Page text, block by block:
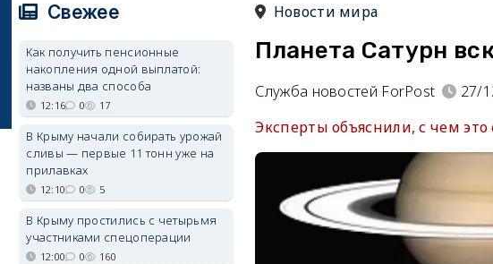
Новости мира
Планета Сатурн
Служба новостей ForPost
27/
Эксперты объяснили, с чем это
Свежее
Как получить пенсионные
накопления одной выплатой:
названы два способа
12:16 0 17
В Крыму начали собирать урожай
сливы — первые 11 тонн уже на
прилавках
12:10 0 5
В Крыму простились с четырьмя
участниками спецоперации
12:00 0 160